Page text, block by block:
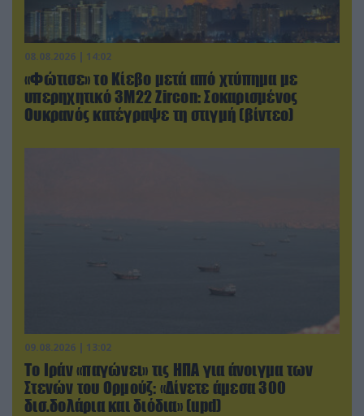
08.08.2026 | 14:02
«Φώτισε» το Κίεβο μετά από χτύπημα με
υπερηχητικό 3M22 Zircon: Σοκαρισμένος
Ουκρανός κατέγραψε τη στιγμή (βίντεο)
09.08.2026 | 13:02
Το Ιράν «παγώνει» τις ΗΠΑ για άνοιγμα των
Στενών του Ορμούζ: «Δίνετε άμεσα 300
δισ.δολάρια και διόδια» (upd)